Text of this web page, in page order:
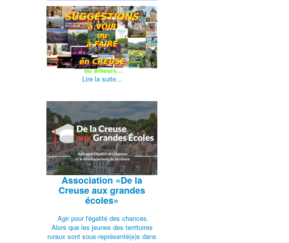
Lire la suite...
Association «De la
Creuse aux grandes
écoles»
Agir pour l'égalité des chances.
Alors que les jeunes des territoires
ruraux sont sous-représenté(e)s dans